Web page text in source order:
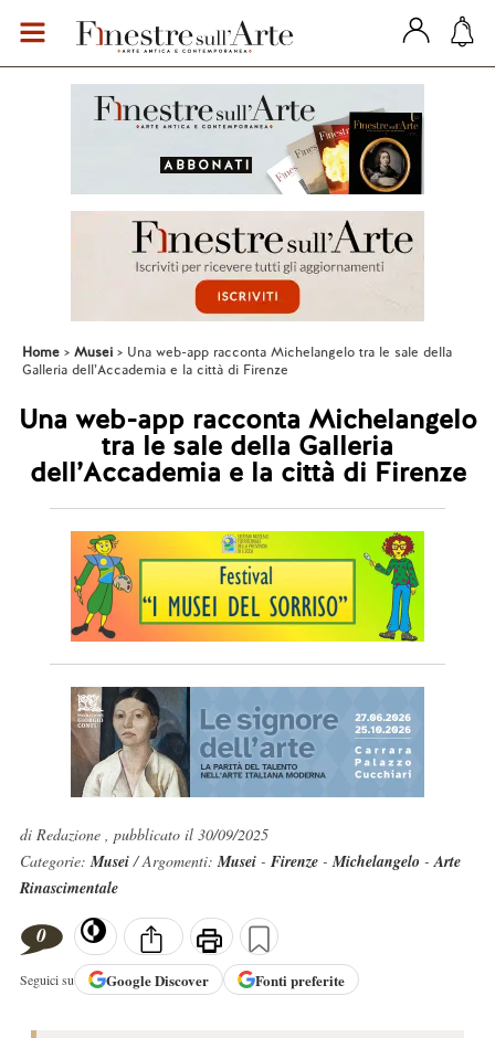
Home Musei
Una web-app racconta Michelangelo tra le sale della
Galleria dell’Accademia e la città di Firenze
Una web-app racconta Michelangelo
tra le sale della Galleria
dell’Accademia e la città di Firenze
di Redazione , pubblicato il 30/09/2025
Categorie:Musei/ Argomenti:Musei- Firenze-Michelangelo -Arte
Rinascimentale
0
Seguici su GoogleDiscover Fonti preferite